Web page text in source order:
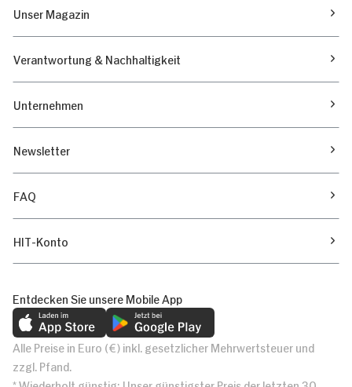
Unser Magazin
Verantwortung & Nachhaltigkeit
Unternehmen
Newsletter
FAQ
HIT-Konto
Entdecken Sie unsere Mobile App
Alle Preise in Euro (€) inkl. gesetzlicher Mehrwertsteuer und
zzgl. Pfand.